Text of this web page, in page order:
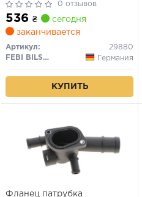
0 отзывов
536 ₴
сегодня
заканчивается
Артикул:
29880
FEBI BILSTEIN
Германия
КУПИТЬ
Фланец патрубка